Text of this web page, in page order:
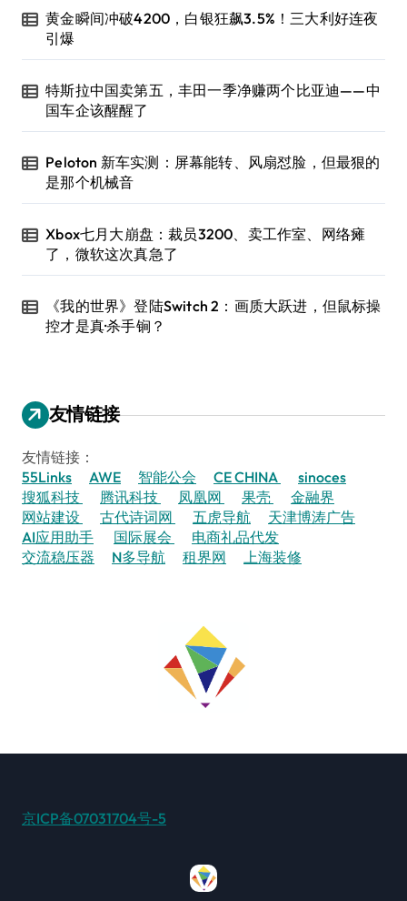
黄金瞬间冲破4200，白银狂飙3.5%！三大利好连夜
引爆
特斯拉中国卖第五，丰田一季净赚两个比亚迪——中
国车企该醒醒了
Peloton 新车实测：屏幕能转、风扇怼脸，但最狠的
是那个机械音
Xbox七月大崩盘：裁员3200、卖工作室、网络瘫
了，微软这次真急了
《我的世界》登陆Switch 2：画质大跃进，但鼠标操
控才是真·杀手锏？
友情链接
友情链接：
55Links
AWE 智能公会 CE CHINA
sinoces
搜狐科技
腾讯科技 凤凰网 果壳
金融界
网站建设
古代诗词网 五虎导航
天津博涛广告
AI应用助手
国际展会
电商礼品代发
交流稳压器
N多导航 租界网 上海装修
京ICP备07031704号-5